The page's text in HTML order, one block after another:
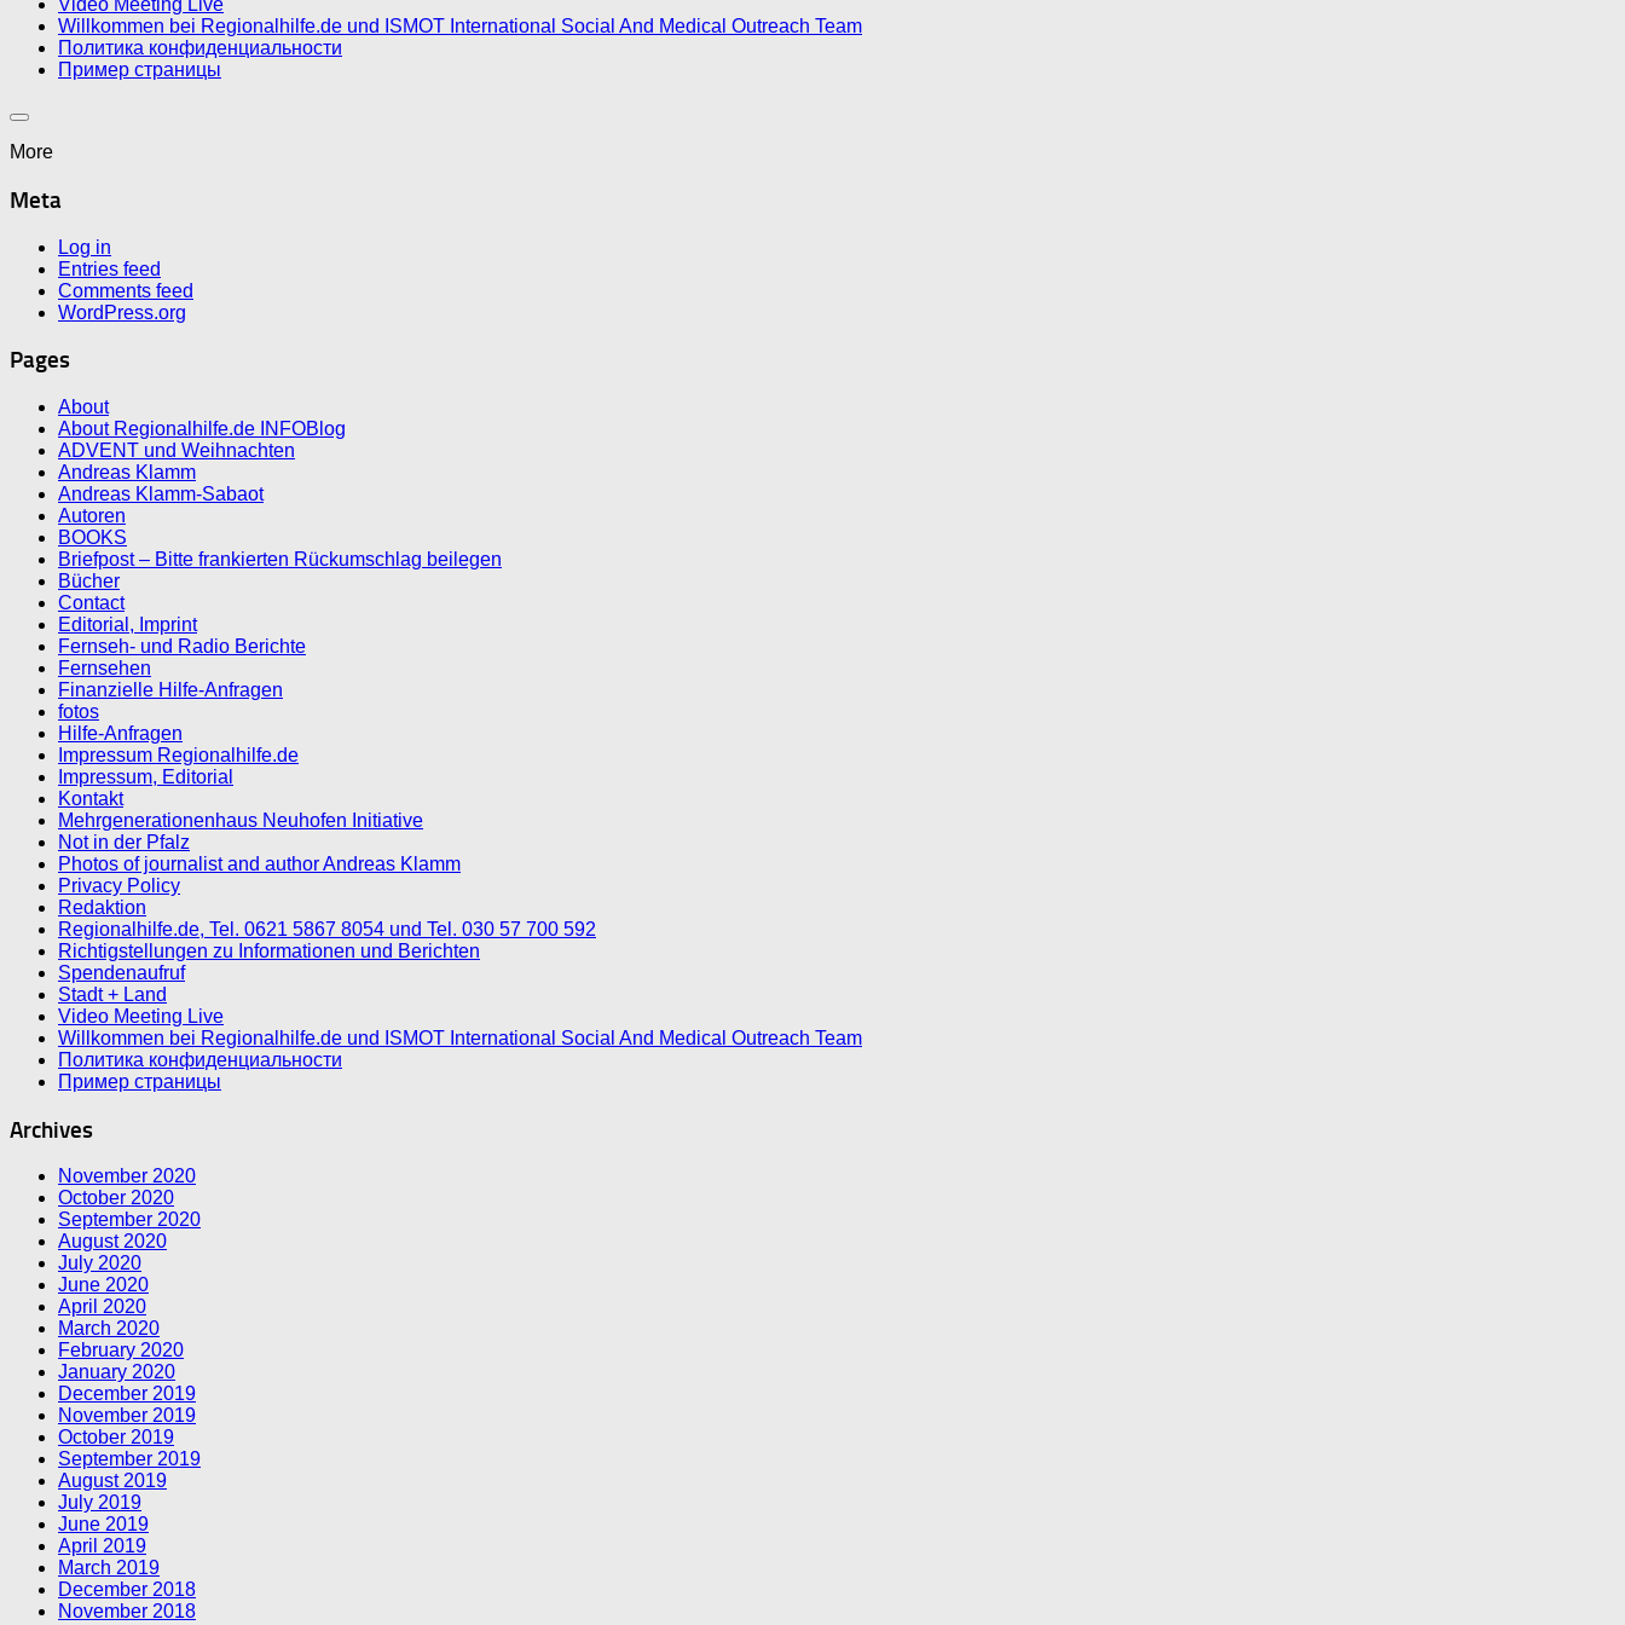
Video Meeting Live
Willkommen bei Regionalhilfe.de und ISMOT International Social And Medical Outreach Team
Политика конфиденциальности
Пример страницы
More
Meta
Log in
Entries feed
Comments feed
WordPress.org
Pages
About
About Regionalhilfe.de INFOBlog
ADVENT und Weihnachten
Andreas Klamm
Andreas Klamm-Sabaot
Autoren
BOOKS
Briefpost – Bitte frankierten Rückumschlag beilegen
Bücher
Contact
Editorial, Imprint
Fernseh- und Radio Berichte
Fernsehen
Finanzielle Hilfe-Anfragen
fotos
Hilfe-Anfragen
Impressum Regionalhilfe.de
Impressum, Editorial
Kontakt
Mehrgenerationenhaus Neuhofen Initiative
Not in der Pfalz
Photos of journalist and author Andreas Klamm
Privacy Policy
Redaktion
Regionalhilfe.de, Tel. 0621 5867 8054 und Tel. 030 57 700 592
Richtigstellungen zu Informationen und Berichten
Spendenaufruf
Stadt + Land
Video Meeting Live
Willkommen bei Regionalhilfe.de und ISMOT International Social And Medical Outreach Team
Политика конфиденциальности
Пример страницы
Archives
November 2020
October 2020
September 2020
August 2020
July 2020
June 2020
April 2020
March 2020
February 2020
January 2020
December 2019
November 2019
October 2019
September 2019
August 2019
July 2019
June 2019
April 2019
March 2019
December 2018
November 2018